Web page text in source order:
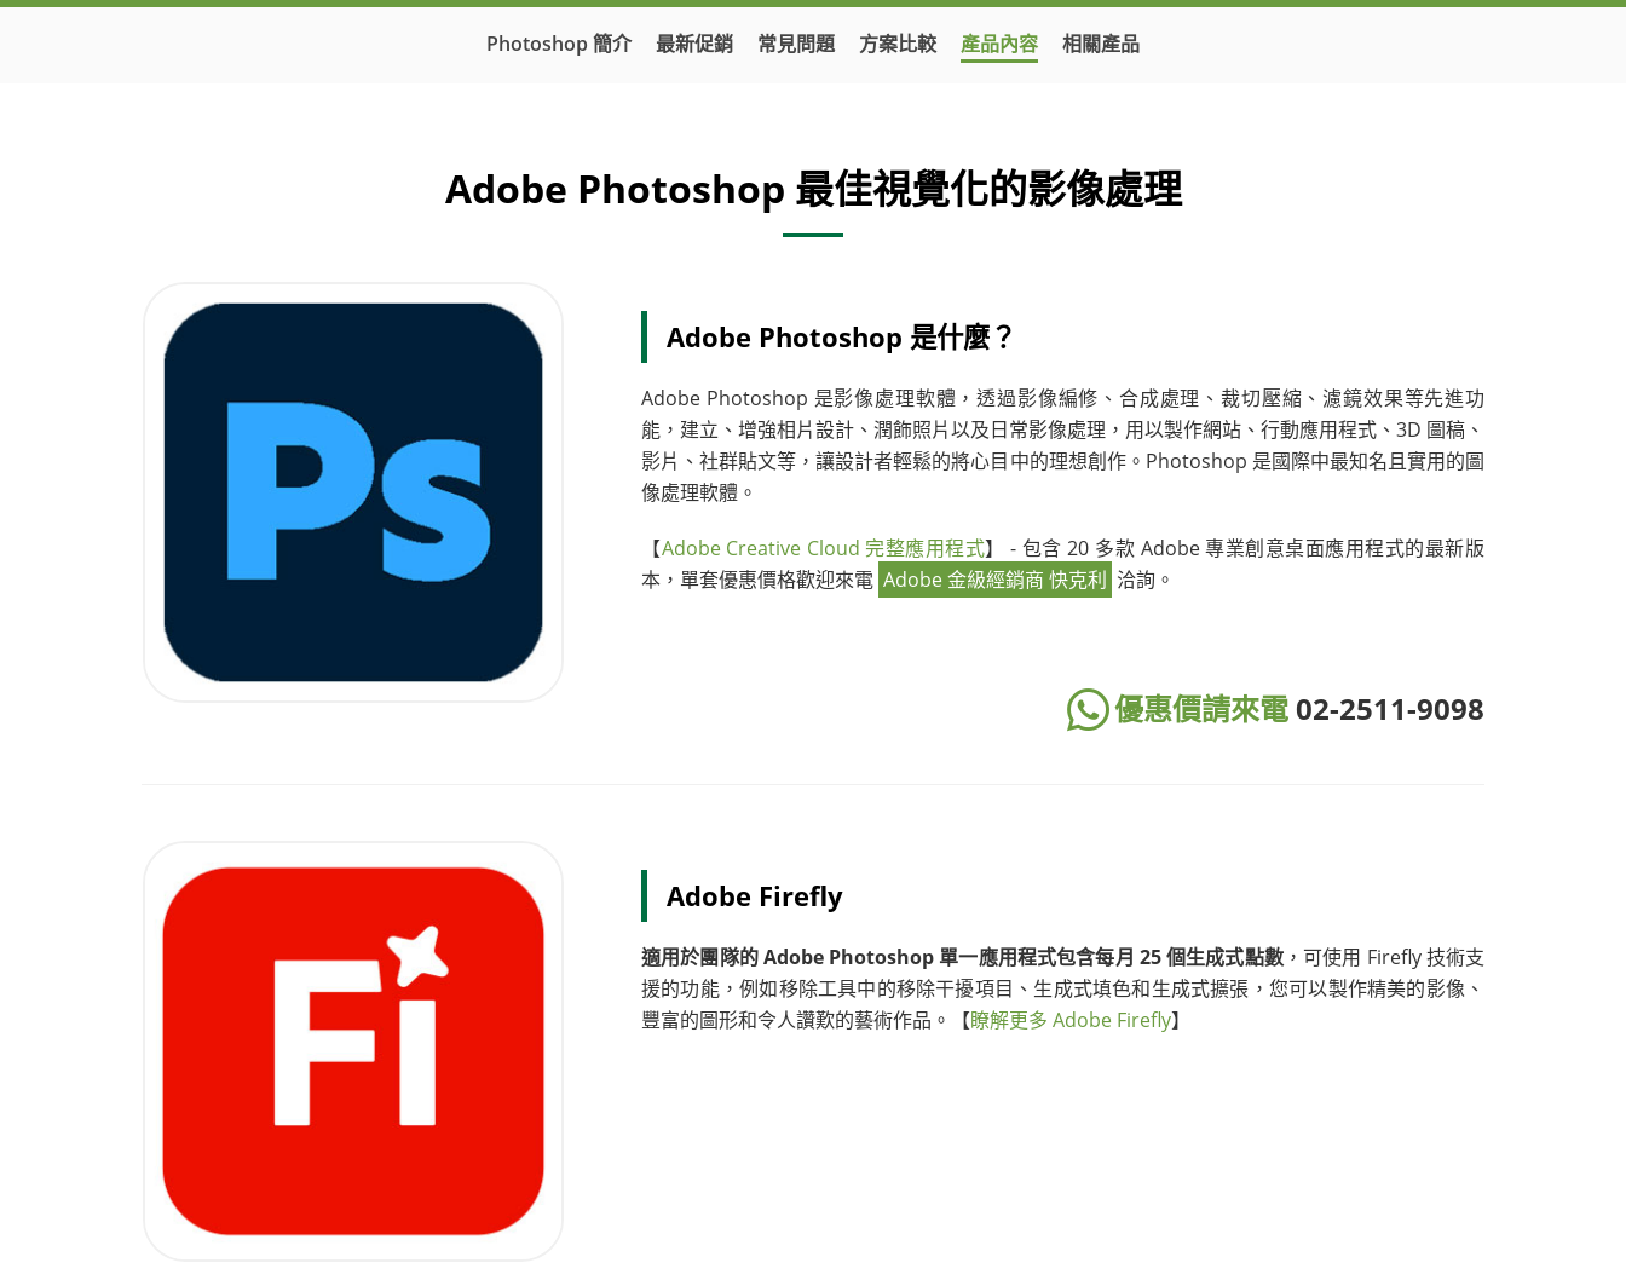
Photoshop 簡介 最新促銷 常見問題 方案比較 產品內容 相關產品
Adobe Photoshop 最佳視覺化的影像處理
Adobe Photoshop 是什麼？
Adobe Photoshop 是影像處理軟體，透過影像編修、合成處理、裁切壓縮、濾鏡效果等先進功
能，建立、增強相片設計、潤飾照片以及日常影像處理，用以製作網站、行動應用程式、3D 圖稿、
影片、社群貼文等，讓設計者輕鬆的將心目中的理想創作。Photoshop 是國際中最知名且實用的圖
像處理軟體。
【Adobe Creative Cloud 完整應用程式】 - 包含 20 多款 Adobe 專業創意桌面應用程式的最新版
本，單套優惠價格歡迎來電 Adobe 金級經銷商 快克利 洽詢。
優惠價請來電02-2511-9098
Adobe Firefly
適用於團隊的 Adobe Photoshop 單一應用程式包含每月 25 個生成式點數，可使用 Firefly 技術支
援的功能，例如移除工具中的移除干擾項目、生成式填色和生成式擴張，您可以製作精美的影像、
豐富的圖形和令人讚歎的藝術作品。【瞭解更多 Adobe Firefly】